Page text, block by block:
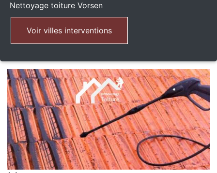
Nettoyage toiture Vorsen
Voir villes interventions